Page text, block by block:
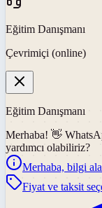
Eğitim Danışmanı
Çevrimiçi (online)
Eğitim Danışmanı
Merhaba! 👋
yardımcı olabiliriz?
Merhaba, bilgi
Fiyat ve taksit